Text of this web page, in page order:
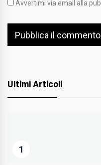
Avvertimi via email alla
Ultimi Articoli
1